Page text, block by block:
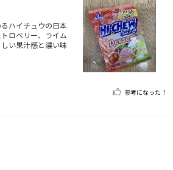
ハイチュウの日本
ロベリー、ライム
い果汁感と濃い味
参考になった！